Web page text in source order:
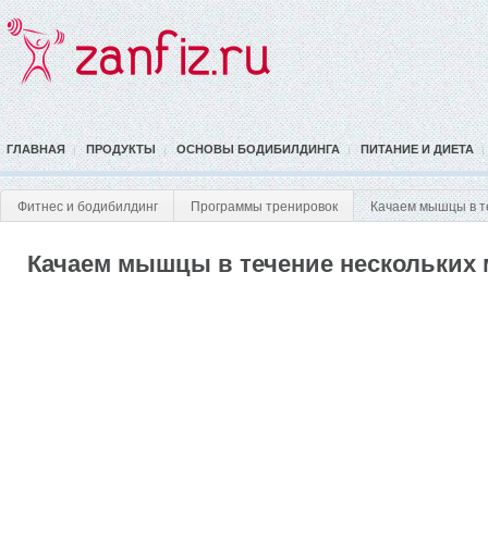
ГЛАВНАЯ ПРОДУКТЫ ОСНОВЫ БОДИБИЛДИНГА ПИТАНИЕ И ДИЕТА
Фитнес и бодибилдинг Программы тренировок Качаем мышцы в
Качаем мышцы в течение нескольких